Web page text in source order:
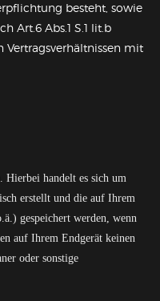
besteht, sowie
Art.6 Abs.1 S.1 lit.b
Vertragsverhältnissen mit
Hierbei handelt es sich um
erstellt und die auf Ihrem
gespeichert werden, wenn
auf Ihrem Endgerät keinen
oder sonstige